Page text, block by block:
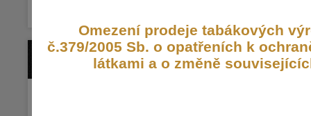
BLOG / ČLÁNKY
Omezení prodeje tabákových
č.379/2005 Sb. o opatřeních k
látkami a o změně